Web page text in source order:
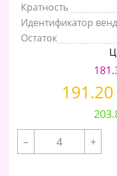
Кратность
Идентификатор
Остаток
–
+